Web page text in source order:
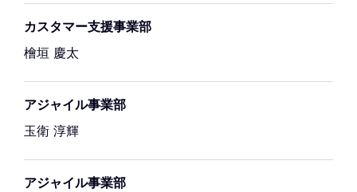
カスタマー支援事業部
檜垣 慶太
アジャイル事業部
玉衛 淳輝
アジャイル事業部